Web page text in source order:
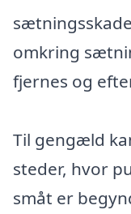
omkring
fjernes og
Til gengæld
steder, hvor
småt er